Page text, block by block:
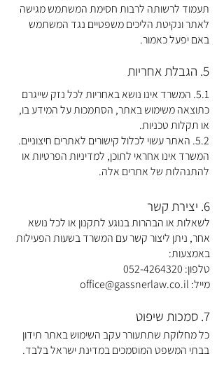
תעמוד לרשותה לרבות חסימת המשתמש מגישה
לאתר ונקיטת הליכים משפטיים נגד המשתמש
באם יפעל כאמור.
5. הגבלת אחריות
5.1. המשרד אינו נושא באחריות לכל נזק שייגרם
כתוצאה משימוש באתר, הסתמכות על המידע בו,
או תקלות טכניות.
5.2. האתר עשוי לכלול קישורים לאתרים חיצוניים.
המשרד אינו אחראי לתוכן, למדיניות הפרטיות או
להתנהלות של אתרים אלה.
6. יצירת קשר
לשאלות או הבהרות בנוגע לתקנון או לכל נושא
אחר, ניתן ליצור קשר עם המשרד בשעות הפעילות
באמצעות:
טלפון: 052-4264320
מייל: office@gassnerlaw.co.il
7. סמכות שיפוט
כל מחלוקת שתתעורר עקב השימוש באתר תידון
בבתי המשפט המוסמכים במדינת ישראל בלבד.